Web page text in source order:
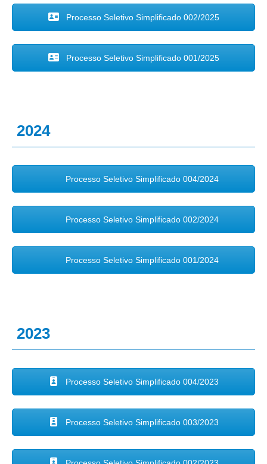
Processo Seletivo Simplificado 002/2025
Processo Seletivo Simplificado 001/2025
2024
Processo Seletivo Simplificado 004/2024
Processo Seletivo Simplificado 002/2024
Processo Seletivo Simplificado 001/2024
2023
Processo Seletivo Simplificado 004/2023
Processo Seletivo Simplificado 003/2023